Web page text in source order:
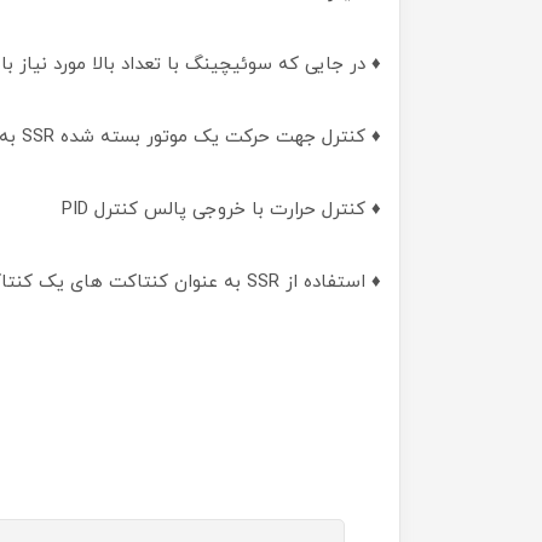
♦ در جایی که سوئیچینگ با تعداد بالا مورد نیاز
♦ کنترل جهت حرکت یک موتور بسته شده SSR به کمک چهار DC (H-Bridge) به صورت پل
♦ کنترل حرارت با خروجی پالس کنترل PID
♦ استفاده از SSR به عنوان کنتاکت های یک کنتاکتور الکترونیکی